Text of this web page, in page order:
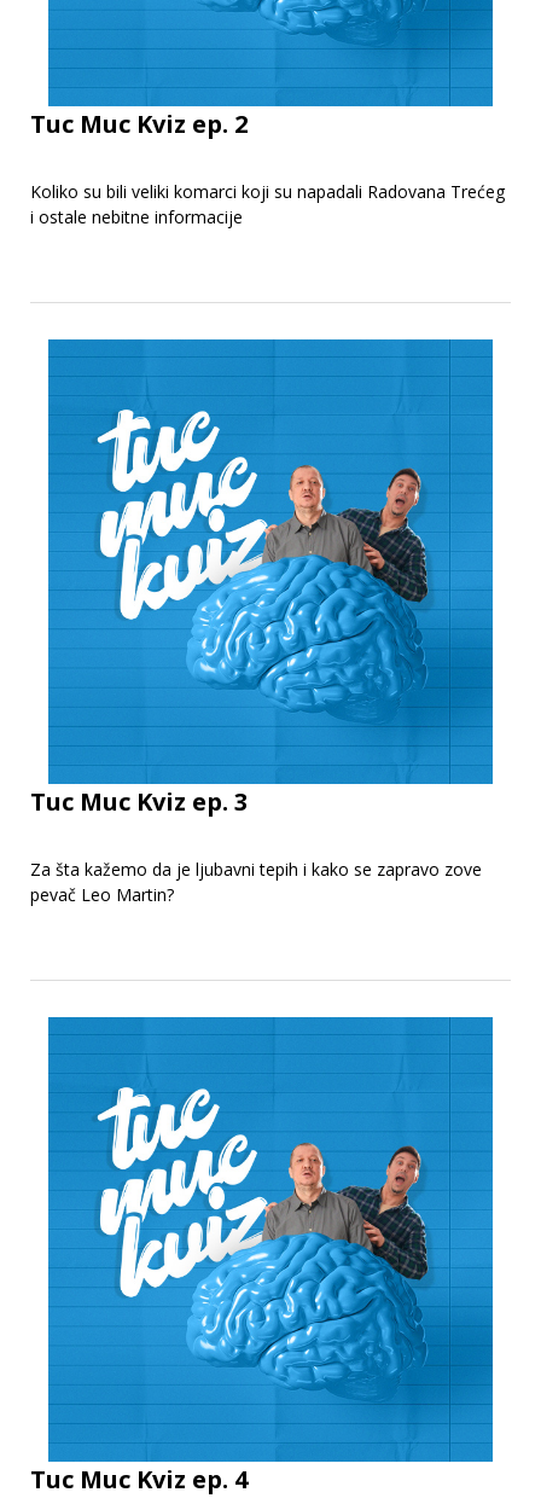
Tuc Muc Kviz ep. 2
Koliko su bili veliki komarci koji su napadali Radovana Trećeg
i ostale nebitne informacije
Tuc Muc Kviz ep. 3
Za šta kažemo da je ljubavni tepih i kako se zapravo zove
pevač Leo Martin?
Tuc Muc Kviz ep. 4